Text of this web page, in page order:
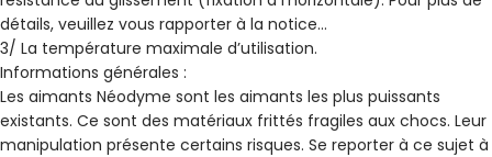
détails, veuillez vous rapporter à la notice…
3/ La température maximale d’utilisation.
Informations générales :
Les aimants Néodyme sont les aimants les plus puissants
existants. Ce sont des matériaux frittés fragiles aux chocs. Leur
manipulation présente certains risques. Se reporter à ce sujet à